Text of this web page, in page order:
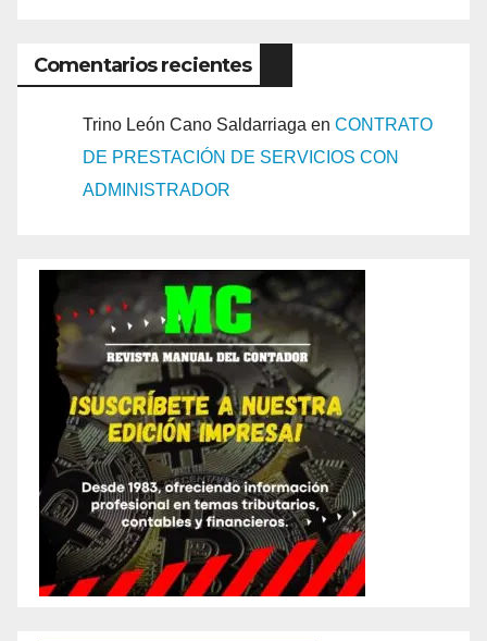
Comentarios recientes
Trino León Cano Saldarriaga en CONTRATO
DE PRESTACIÓN DE SERVICIOS CON
ADMINISTRADOR